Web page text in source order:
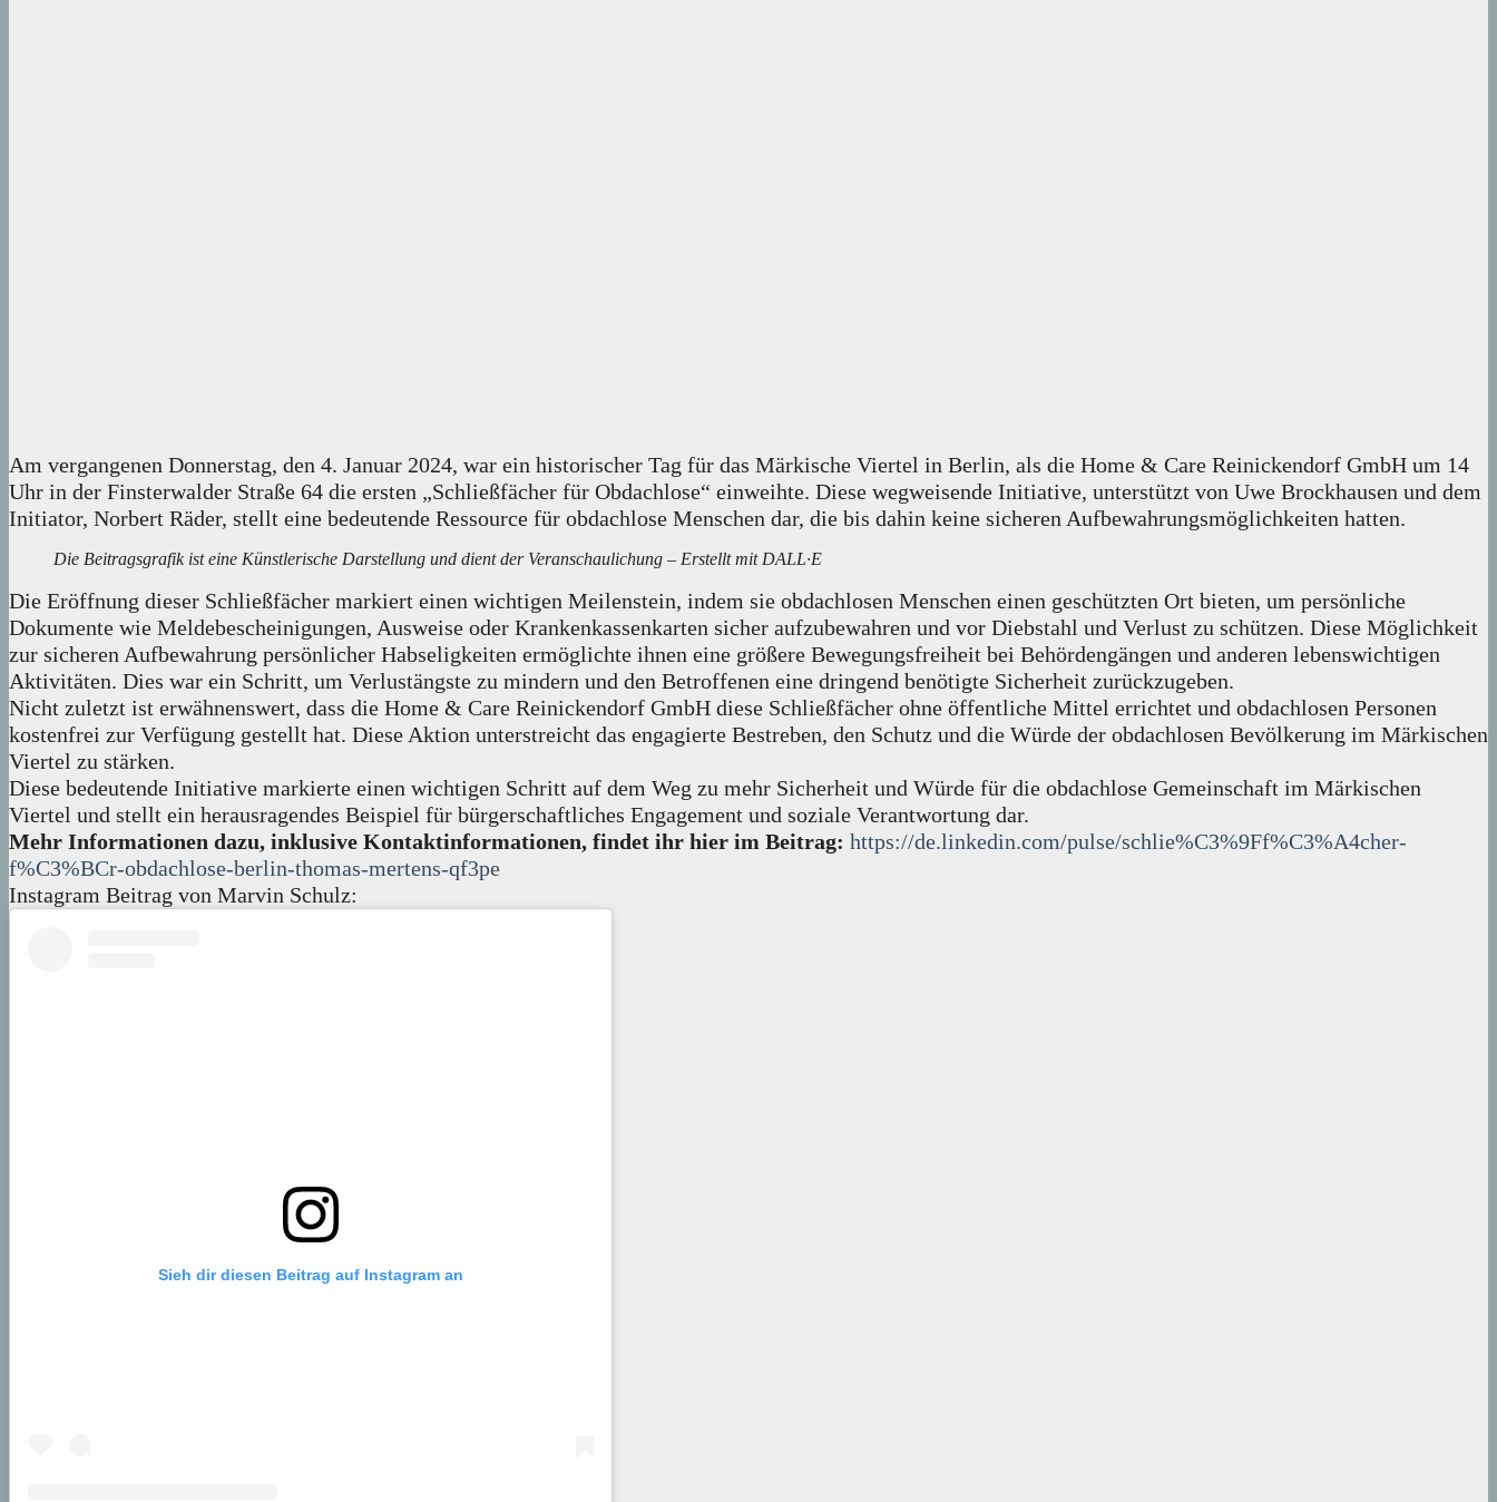
Am vergangenen Donnerstag, den 4. Januar 2024, war ein historischer Tag für das Märkische Viertel in Berlin, als die Home & Care Reinickendorf GmbH um 14
Uhr in der Finsterwalder Straße 64 die ersten „Schließfächer für Obdachlose“ einweihte. Diese wegweisende Initiative, unterstützt von Uwe Brockhausen und dem
Initiator, Norbert Räder, stellt eine bedeutende Ressource für obdachlose Menschen dar, die bis dahin keine sicheren Aufbewahrungsmöglichkeiten hatten.
Die Beitragsgrafik ist eine Künstlerische Darstellung und dient der Veranschaulichung – Erstellt mit DALL·E
Die Eröffnung dieser Schließfächer markiert einen wichtigen Meilenstein, indem sie obdachlosen Menschen einen geschützten Ort bieten, um persönliche
Dokumente wie Meldebescheinigungen, Ausweise oder Krankenkassenkarten sicher aufzubewahren und vor Diebstahl und Verlust zu schützen. Diese Möglichkeit
zur sicheren Aufbewahrung persönlicher Habseligkeiten ermöglichte ihnen eine größere Bewegungsfreiheit bei Behördengängen und anderen lebenswichtigen
Aktivitäten. Dies war ein Schritt, um Verlustängste zu mindern und den Betroffenen eine dringend benötigte Sicherheit zurückzugeben.
Nicht zuletzt ist erwähnenswert, dass die Home & Care Reinickendorf GmbH diese Schließfächer ohne öffentliche Mittel errichtet und obdachlosen Personen
kostenfrei zur Verfügung gestellt hat. Diese Aktion unterstreicht das engagierte Bestreben, den Schutz und die Würde der obdachlosen Bevölkerung im Märkischen
Viertel zu stärken.
Diese bedeutende Initiative markierte einen wichtigen Schritt auf dem Weg zu mehr Sicherheit und Würde für die obdachlose Gemeinschaft im Märkischen
Viertel und stellt ein herausragendes Beispiel für bürgerschaftliches Engagement und soziale Verantwortung dar.
Mehr Informationen dazu, inklusive Kontaktinformationen, findet ihr hier im Beitrag: https://de.linkedin.com/pulse/schlie%C3%9Ff%C3%A4cher-
f%C3%BCr-obdachlose-berlin-thomas-mertens-qf3pe
Instagram Beitrag von Marvin Schulz:
Sieh dir diesen Beitrag auf Instagram an